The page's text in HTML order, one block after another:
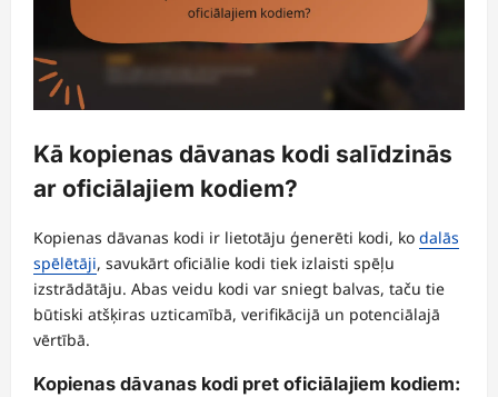
Kā kopienas dāvanas kodi salīdzinās
ar oficiālajiem kodiem?
Kopienas dāvanas kodi ir lietotāju ģenerēti kodi, ko dalās
spēlētāji, savukārt oficiālie kodi tiek izlaisti spēļu
izstrādātāju. Abas veidu kodi var sniegt balvas, taču tie
būtiski atšķiras uzticamībā, verifikācijā un potenciālajā
vērtībā.
Kopienas dāvanas kodi pret oficiālajiem kodiem: